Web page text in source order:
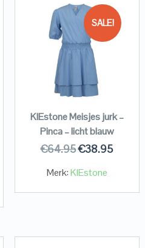
SALE!
KIEstone Meisjes jurk –
Pinca – licht blauw
€64.95€38.95
Merk:KIEstone